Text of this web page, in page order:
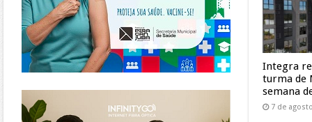
Integra
turma de
semana
7 de
https://www.infinitygo.com.br/